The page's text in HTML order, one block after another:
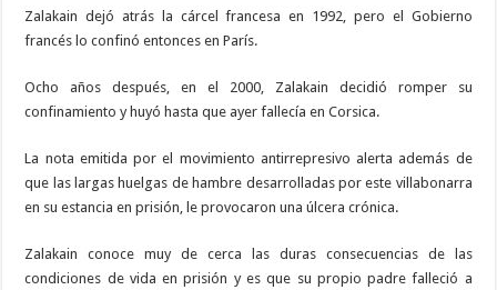
Zalakain dejó atrás la cárcel francesa en 1992, pero el Gobierno
francés lo confinó entonces en París.
Ocho años después, en el 2000, Zalakain decidió romper su
confinamiento y huyó hasta que ayer fallecía en Corsica.
La nota emitida por el movimiento antirrepresivo alerta además de
que las largas huelgas de hambre desarrolladas por este villabonarra
en su estancia en prisión, le provocaron una úlcera crónica.
Zalakain conoce muy de cerca las duras consecuencias de las
condiciones de vida en prisión y es que su propio padre falleció a